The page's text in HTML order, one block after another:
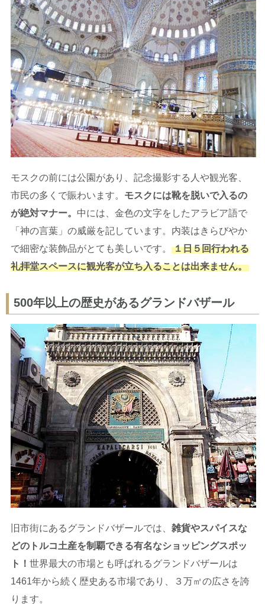
モスクの前には公園があり、記念撮影する人や観光客、
市民の多くで賑わいます。 モスクには靴を脱いで入るの
が絶対マナー。 中には、金色の文字をしたアラビア語で
「神の言葉」の威厳を記しています。内装はきらびやか
で細密な装飾品がとても美しいです。
１日５回行われる
礼拝堂スペースに観光客が立ち入ることは出来ません。
500年以上の歴史があるグランドバザール
旧市街にあるグランドバザールでは、 雑貨やスパイスな
どのトルコ土産を制覇できる有名なショッピングスポッ
ト！ 世界最大の市場とも呼ばれるグランドバザールは
1461年から続く歴史ある市場であり、３万㎡の広さを誇
ります。